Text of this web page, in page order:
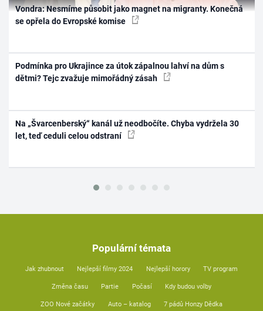
Vondra: Nesmíme působit jako magnet na migranty. Konečná
se opřela do Evropské komise
Podmínka pro Ukrajince za útok zápalnou lahví na dům s
dětmi? Tejc zvažuje mimořádný zásah
Na „Švarcenberský“ kanál už neodbočíte. Chyba vydržela 30
let, teď ceduli celou odstraní
Populární témata
Jak zhubnout Nejlepší filmy 2024 Nejlepší horory TV program
Změna času Partie Počasí Kdy budou volby
ZOO Nové začátky Auto – katalog 7 pádů Honzy Dědka